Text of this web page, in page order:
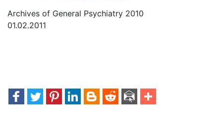
Archives of General Psychiatry 2010
01.02.2011